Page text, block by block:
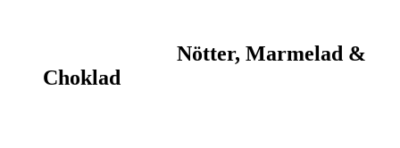
Nötter, Marmelad &
Choklad